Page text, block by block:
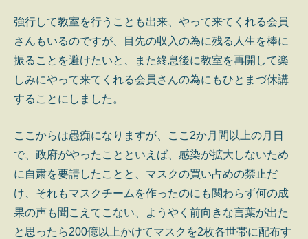
強行して教室を行うことも出来、やって来てくれる会員
さんもいるのですが、目先の収入の為に残る人生を棒に
振ることを避けたいと、また終息後に教室を再開して楽
しみにやって来てくれる会員さんの為にもひとまづ休講
することにしました。
ここからは愚痴になりますが、ここ2か月間以上の月日
で、政府がやったことといえば、感染が拡大しないため
に自粛を要請したことと、マスクの買い占めの禁止だ
け、それもマスクチームを作ったのにも関わらず何の成
果の声も聞こえてこない、ようやく前向きな言葉が出た
と思ったら200億以上かけてマスクを2枚各世帯に配布す